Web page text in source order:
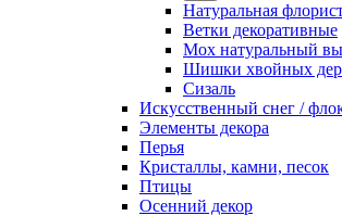
Натуральная
Ветки декоративные
Мох натуральный
Шишки хвойных
Сизаль
Искусственный снег /
Элементы декора
Перья
Кристаллы, камни, песок
Птицы
Осенний декор